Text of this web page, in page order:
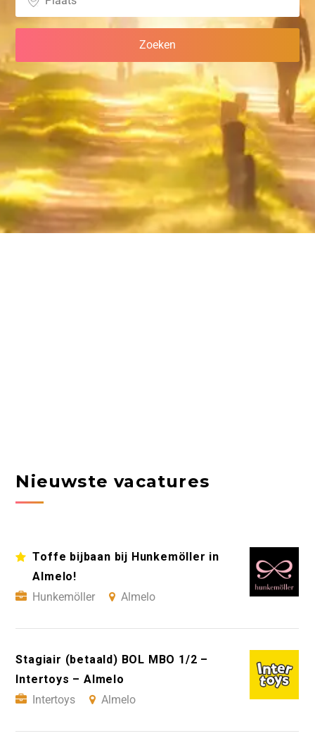
Nieuwste vacatures
Toffe bijbaan bij Hunkemöller in
Almelo!
Hunkemöller
Almelo
Stagiair (betaald) BOL MBO 1/2 –
Intertoys – Almelo
Intertoys
Almelo